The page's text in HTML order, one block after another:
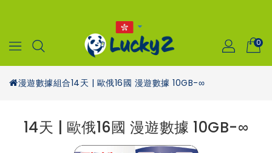
0
漫遊數據組合14天 | 歐俄16國 漫遊數據 10GB-∞
14天 | 歐俄16國 漫遊數據 10GB-∞